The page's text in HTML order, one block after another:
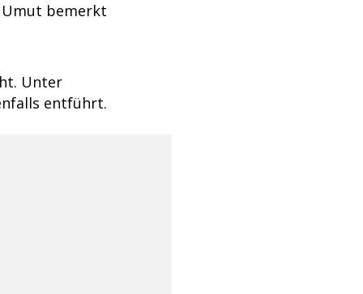
bemerkt
Unter
entführt.